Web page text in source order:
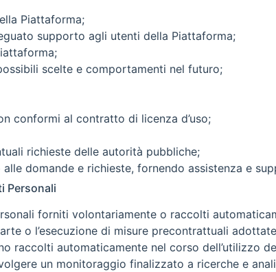
Piattaforma;
supporto agli utenti della Piattaforma;
scelte e comportamenti nel futuro;
conformi al contratto di licenza d’uso;
richieste delle autorità pubbliche;
domande e richieste, fornendo assistenza e
Personali
forniti volontariamente o raccolti
o l’esecuzione di misure precontrattuali
raccolti automaticamente nel corso dell’utilizzo
un monitoraggio finalizzato a ricerche e